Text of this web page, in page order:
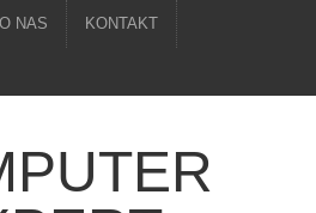
O NAS KONTAKT